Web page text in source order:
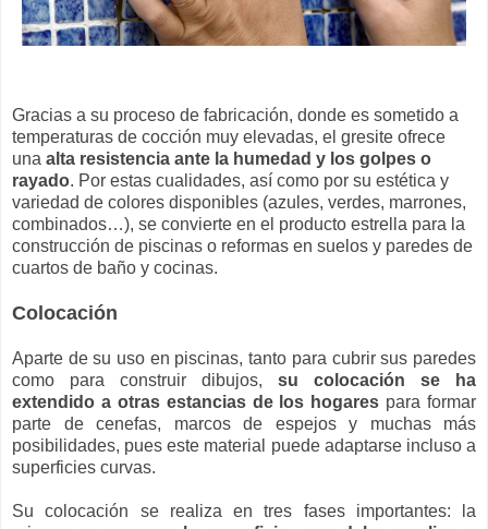
Gracias a su proceso de fabricación, donde es sometido a
temperaturas de cocción muy elevadas, el gresite ofrece
una alta resistencia ante la humedad y los golpes o
rayado. Por estas cualidades, así como por su estética y
variedad de colores disponibles (azules, verdes, marrones,
combinados…), se convierte en el producto estrella para la
construcción de piscinas o reformas en suelos y paredes de
cuartos de baño y cocinas.
Colocación
Aparte de su uso en piscinas, tanto para cubrir sus paredes
como para construir dibujos, su colocación se ha
extendido a otras estancias de los hogares para formar
parte de cenefas, marcos de espejos y muchas más
posibilidades, pues este material puede adaptarse incluso a
superficies curvas.
Su colocación se realiza en tres fases importantes: la